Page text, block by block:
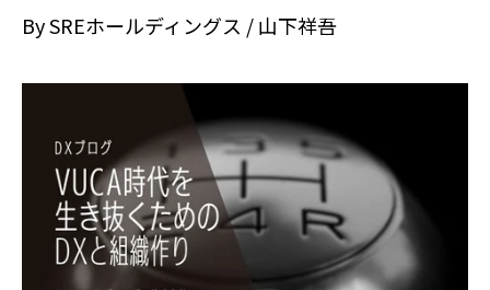
BySREホールディングス / 山下祥吾